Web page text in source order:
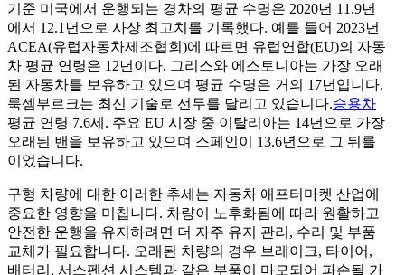
기준 미국에서 운행되는 경차의 평균 수명은 2020년 11.9년
에서 12.1년으로 사상 최고치를 기록했다. 예를 들어 2023년
ACEA(유럽자동차제조협회)에 따르면 유럽연합(EU)의 자동
차 평균 연령은 12년이다. 그리스와 에스토니아는 가장 오래
된 자동차를 보유하고 있으며 평균 수명은 거의 17년입니다.
룩셈부르크는 최신 기술로 선두를 달리고 있습니다.승용차
평균 연령 7.6세. 주요 EU 시장 중 이탈리아는 14년으로 가장
오래된 밴을 보유하고 있으며 스페인이 13.6년으로 그 뒤를
이었습니다.
구형 차량에 대한 이러한 추세는 자동차 애프터마켓 산업에
중요한 영향을 미칩니다. 차량이 노후화됨에 따라 원활하고
안전한 운행을 유지하려면 더 자주 유지 관리, 수리 및 부품
교체가 필요합니다. 오래된 차량의 경우 브레이크, 타이어,
배터리, 서스펜션 시스템과 같은 부품이 마모되어 파손될 가